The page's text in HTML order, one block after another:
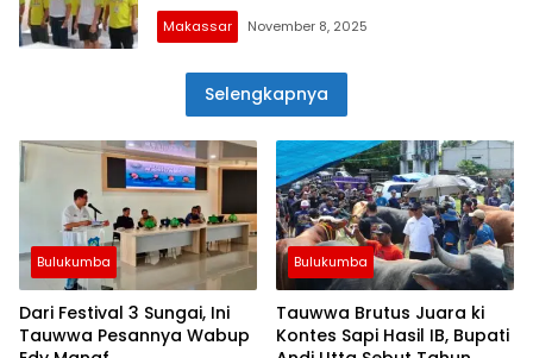
Makassar November 8, 2025
Selengkapnya
Bulukumba
Dari Festival 3 Sungai, Ini
Tauwwa Pesannya Wabup
Bulukumba
Tauwwa Brutus Juara ki
Kontes Sapi Hasil IB, Bupati